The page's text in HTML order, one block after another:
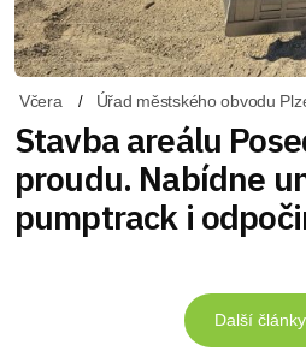
Včera Úřad městského obvodu
Stavba areálu
proudu. Nabídne
pumptrack i
Další články